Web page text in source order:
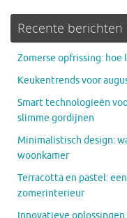
Recente berichten
Zomerse opfrissing:
Keukentrends voor
Smart technologieën
slimme gordijnen
Minimalistisch design:
woonkamer
Terracotta en pastel:
zomerinterieur